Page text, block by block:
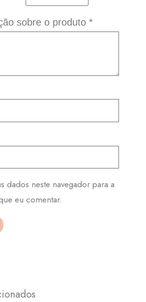
sobre o produto *
dados neste navegador para a
eu comentar.